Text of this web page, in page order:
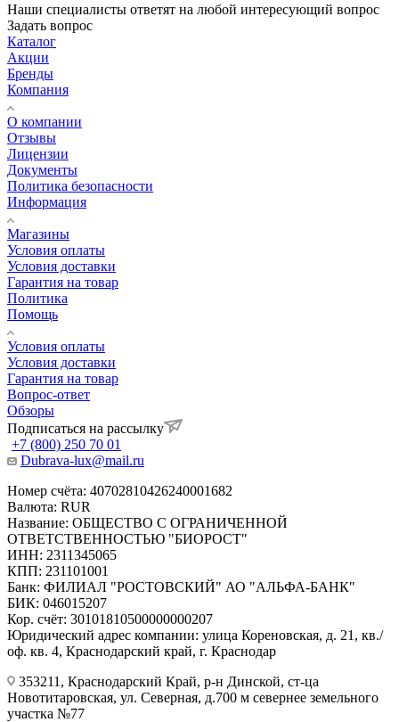
Наши специалисты ответят на любой интересующий вопрос
Задать вопрос
Каталог
Акции
Бренды
Компания
О компании
Отзывы
Лицензии
Документы
Политика безопасности
Информация
Магазины
Условия оплаты
Условия доставки
Гарантия на товар
Политика
Помощь
Условия оплаты
Условия доставки
Гарантия на товар
Вопрос-ответ
Обзоры
Подписаться на рассылку
+7 (800) 250 70 01
Dubrava-lux@mail.ru
Номер счёта: 40702810426240001682
Валюта: RUR
Название: ОБЩЕСТВО С ОГРАНИЧЕННОЙ
ОТВЕТСТВЕННОСТЬЮ "БИОРОСТ"
ИНН: 2311345065
КПП: 231101001
Банк: ФИЛИАЛ "РОСТОВСКИЙ" АО "АЛЬФА-БАНК"
БИК: 046015207
Кор. счёт: 30101810500000000207
Юридический адрес компании: улица Кореновская, д. 21, кв./
оф. кв. 4, Краснодарский край, г. Краснодар
353211, Краснодарский Край, р-н Динской, ст-ца
Новотитаровская, ул. Северная, д.700 м севернее земельного
участка №77